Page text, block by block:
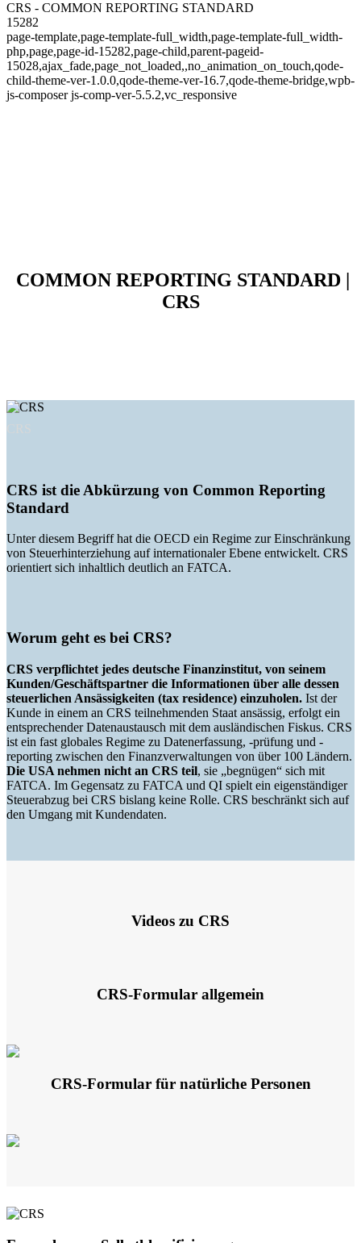
CRS - COMMON REPORTING STANDARD
15282
page-template,page-template-full_width,page-template-full_width-
php,page,page-id-15282,page-child,parent-pageid-
15028,ajax_fade,page_not_loaded,,no_animation_on_touch,qode-
child-theme-ver-1.0.0,qode-theme-ver-16.7,qode-theme-bridge,wpb-
js-composer js-comp-ver-5.5.2,vc_responsive
COMMON REPORTING STANDARD |
CRS
CRS ist die Abkürzung von Common Reporting
Standard
Unter diesem Begriff hat die OECD ein Regime zur Einschränkung
von Steuerhinterziehung auf internationaler Ebene entwickelt. CRS
orientiert sich inhaltlich deutlich an FATCA.
Worum geht es bei CRS?
CRS verpflichtet jedes deutsche Finanzinstitut, von seinem
Kunden/Geschäftspartner die Informationen über alle dessen
steuerlichen Ansässigkeiten (tax residence) einzuholen. Ist der
Kunde in einem an CRS teilnehmenden Staat ansässig, erfolgt ein
entsprechender Datenaustausch mit dem ausländischen Fiskus. CRS
ist ein fast globales Regime zu Datenerfassung, -prüfung und -
reporting zwischen den Finanzverwaltungen von über 100 Ländern.
Die USA nehmen nicht an CRS teil, sie „begnügen“ sich mit
FATCA. Im Gegensatz zu FATCA und QI spielt ein eigenständiger
Steuerabzug bei CRS bislang keine Rolle. CRS beschränkt sich auf
den Umgang mit Kundendaten.
Videos zu CRS
CRS-Formular allgemein
CRS-Formular für natürliche Personen